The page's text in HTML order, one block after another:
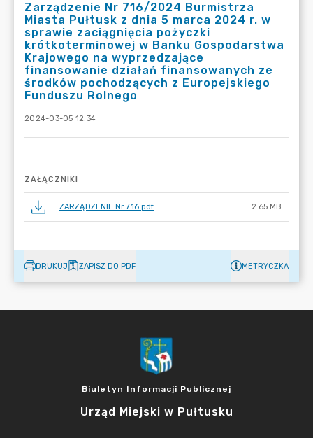
Zarządzenie Nr 716/2024 Burmistrza
Miasta Pułtusk z dnia 5 marca 2024 r. w
sprawie zaciągnięcia pożyczki
krótkoterminowej w Banku Gospodarstwa
Krajowego na wyprzedzające
finansowanie działań finansowanych ze
środków pochodzących z Europejskiego
Funduszu Rolnego
2024-03-05 12:34
ZAŁĄCZNIKI
ZARZĄDZENIE Nr 716.pdf 2.65 MB
DRUKUJ ZAPISZ DO PDF METRYCZKA
Biuletyn Informacji Publicznej
Urząd Miejski w Pułtusku